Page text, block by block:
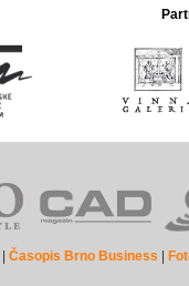
|Časopis Brno Business